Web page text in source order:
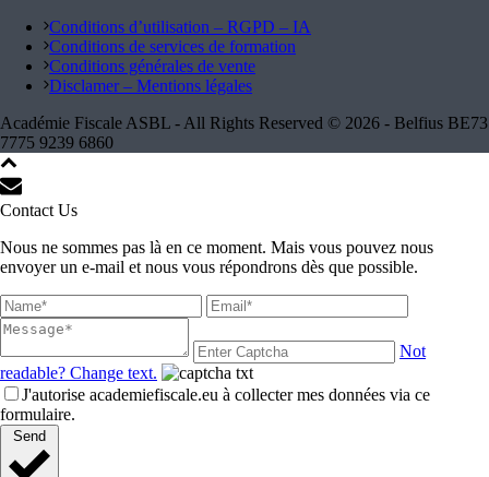
Conditions d’utilisation – RGPD – IA
Conditions de services de formation
Conditions générales de vente
Disclamer – Mentions légales
Académie Fiscale ASBL - All Rights Reserved © 2026 - Belfius BE73
7775 9239 6860
Contact Us
Nous ne sommes pas là en ce moment. Mais vous pouvez nous
envoyer un e-mail et nous vous répondrons dès que possible.
Not
readable? Change text.
J'autorise academiefiscale.eu à collecter mes données via ce
formulaire.
Send